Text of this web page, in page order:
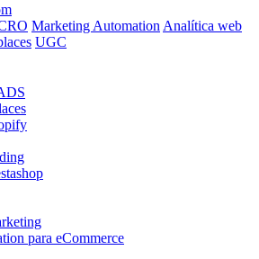
Marketing Automation Analítica web
UGC
para eCommerce